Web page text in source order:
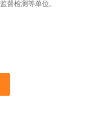
督检测等单位。